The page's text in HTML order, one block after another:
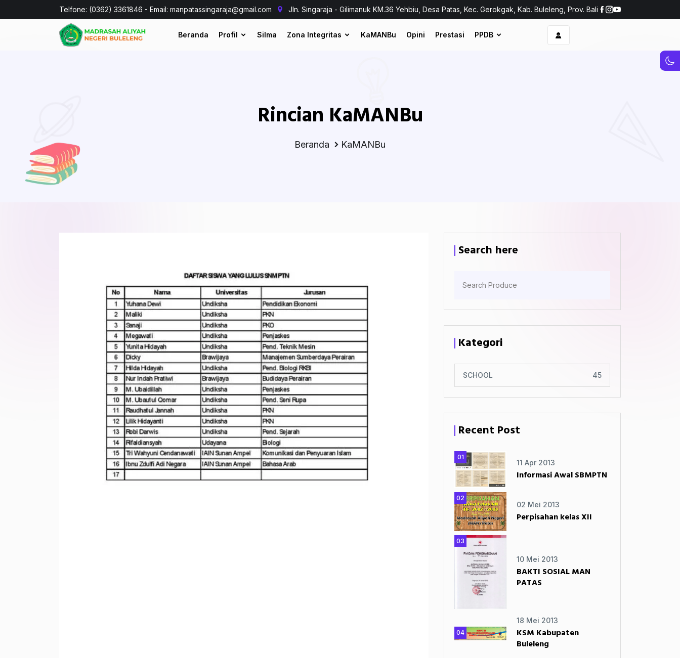
Telfone: (0362) 3361846 - Email: manpatassingaraja@gmail.com Jln. Singaraja - Gilimanuk KM.36 Yehbiu, Desa Patas, Kec. Gerokgak, Kab. Buleleng, Prov. Bali
Beranda Profil Silma Zona Integritas KaMANBu Opini Prestasi PPDB
Rincian KaMANBu
Beranda KaMANBu
Search here
Kategori
SCHOOL 45
Recent Post
01
11 Apr 2013
Informasi Awal SBMPTN
02
02 Mei 2013
Perpisahan kelas XII
03
10 Mei 2013
BAKTI SOSIAL MAN
PATAS
04
18 Mei 2013
KSM Kabupaten
Buleleng